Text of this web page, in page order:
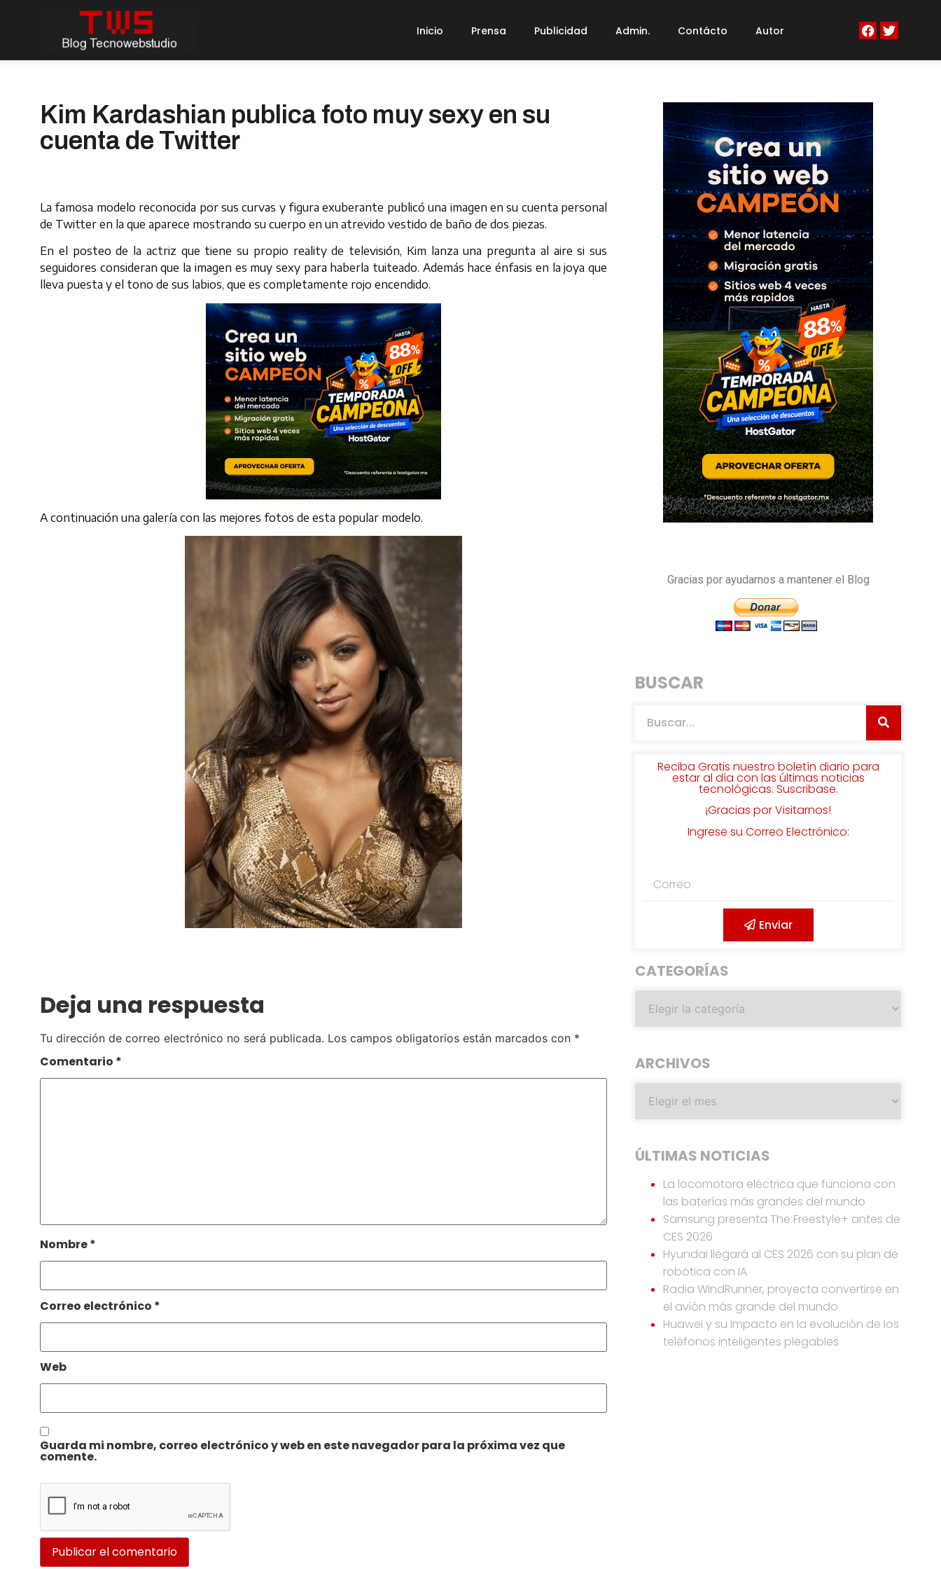
Inicio Prensa Publicidad Admin. Contácto Autor
Kim Kardashian publica foto muy sexy en su
cuenta de Twitter
La famosa modelo reconocida por sus curvas y figura exuberante publicó una imagen en su cuenta personal
de Twitter en la que aparece mostrando su cuerpo en un atrevido vestido de baño de dos piezas.
En el posteo de la actriz que tiene su propio reality de televisión, Kim lanza una pregunta al aire si sus
seguidores consideran que la imagen es muy sexy para haberla tuiteado. Además hace énfasis en la joya que
lleva puesta y el tono de sus labios, que es completamente rojo encendido.
A continuación una galería con las mejores fotos de esta popular modelo.
Deja una respuesta
Tu dirección de correo electrónico no será publicada. Los campos obligatorios están marcados con *
Comentario *
Nombre*
Correo electrónico *
Web
Guarda mi nombre, correo electrónico y web en este navegador para la próxima vez que
comente.
Gracias por ayudarnos a mantener el Blog
BUSCAR
Reciba Gratis nuestro boletín diario para
estar al día con las últimas noticias
tecnológicas. Suscribase.
¡Gracias por Visitarnos!
Ingrese su Correo Electrónico:
Enviar
CATEGORÍAS
ARCHIVOS
ÚLTIMAS NOTICIAS
La locomotora eléctrica que funciona con
las baterías más grandes del mundo
Samsung presenta The Freestyle+ antes de
CES 2026
Hyundai llegará al CES 2026 con su plan de
robótica con IA
Radia WindRunner, proyecta convertirse en
el avión más grande del mundo
Huawei y su impacto en la evolución de los
teléfonos inteligentes plegables